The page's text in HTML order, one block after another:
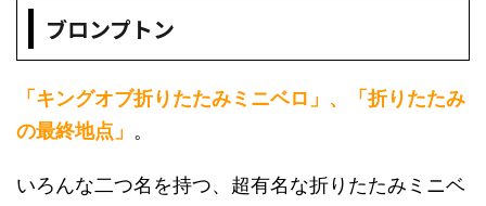
ブロンプトン
「キングオブ折りたたみミニベロ」、「折りたたみ
の最終地点」 。
いろんな二つ名を持つ、超有名な折りたたみミニベ